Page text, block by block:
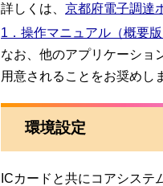
詳しくは、 京都府電子調達
1．操作マニュアル（概要版
なお、他のアプリケーショ
用意されることをお奨めし
環境設定
ICカードと共にコアシステ